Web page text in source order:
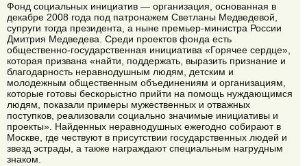
Фонд социальных инициатив — организация, основанная в
декабре 2008 года под патронажем Светланы Медведевой,
супруги тогда президента, а ныне премьер-министра России
Дмитрия Медведева. Среди проектов фонда есть
общественно-государственная инициатива «Горячее сердце»,
которая призвана «найти, поддержать, выразить признание и
благодарность неравнодушным людям, детским и
молодежным общественным объединениям и организациям,
которые готовы бескорыстно прийти на помощь нуждающимся
людям, показали примеры мужественных и отважных
поступков, реализовали социально значимые инициативы и
проекты». Найденных неравнодушных ежегодно собирают в
Москве, где чествуют в присутствии государственных людей и
звезд эстрады, а также награждают специальным нагрудным
знаком.